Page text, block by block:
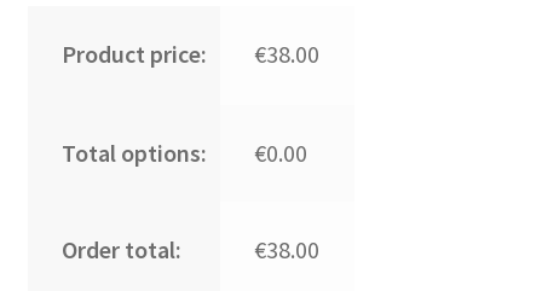
Product price: €38.00
Total options: €0.00
Order total: €38.00